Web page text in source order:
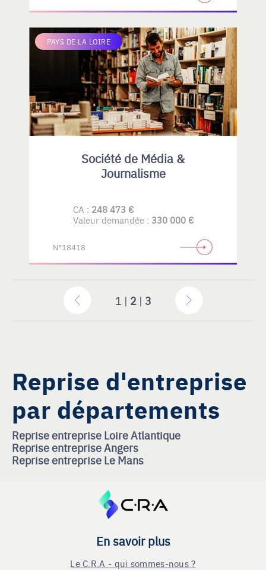
PAYS DE LA LOIRE
Société de Média &
Journalisme
CA : 248 473 €
Valeur demandée : 330 000 €
N°18418
1 | 2| 3
Reprise d'entreprise
par départements
Reprise entreprise Loire Atlantique
Reprise entreprise Angers
Reprise entreprise Le Mans
En savoir plus
Le C.R.A - qui sommes-nous ?